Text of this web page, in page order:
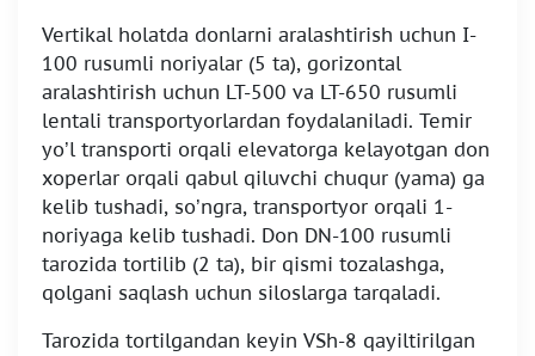
Vertikal holatda donlarni aralashtirish uchun I-
100 rusumli noriyalar (5 ta), gorizontal
aralashtirish uchun LT-500 va LT-650 rusumli
lentali transportyorlardan foydalaniladi. Temir
yo’l transporti orqali elevatorga kelayotgan don
xoperlar orqali qabul qiluvchi chuqur (yama) ga
kelib tushadi, so’ngra, transportyor orqali 1-
noriyaga kelib tushadi. Don DN-100 rusumli
tarozida tortilib (2 ta), bir qismi tozalashga,
qolgani saqlash uchun siloslarga tarqaladi.
Tarozida tortilgandan keyin VSh-8 qayiltirilgan